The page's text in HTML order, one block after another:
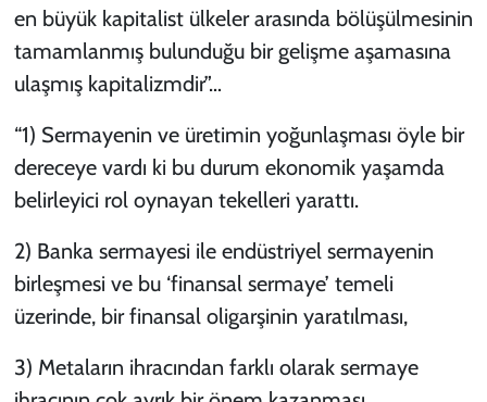
en büyük kapitalist ülkeler arasında bölüşülmesinin
tamamlanmış bulunduğu bir gelişme aşamasına
ulaşmış kapitalizmdir”…
“1) Sermayenin ve üretimin yoğunlaşması öyle bir
dereceye vardı ki bu durum ekonomik yaşamda
belirleyici rol oynayan tekelleri yarattı.
2) Banka sermayesi ile endüstriyel sermayenin
birleşmesi ve bu ‘finansal sermaye’ temeli
üzerinde, bir finansal oligarşinin yaratılması,
3) Metaların ihracından farklı olarak sermaye